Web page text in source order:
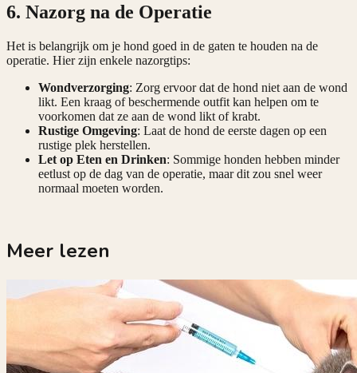
6. Nazorg na de Operatie
Het is belangrijk om je hond goed in de gaten te houden na de
operatie. Hier zijn enkele nazorgtips:
Wondverzorging: Zorg ervoor dat de hond niet aan de wond
likt. Een kraag of beschermende outfit kan helpen om te
voorkomen dat ze aan de wond likt of krabt.
Rustige Omgeving: Laat de hond de eerste dagen op een
rustige plek herstellen.
Let op Eten en Drinken: Sommige honden hebben minder
eetlust op de dag van de operatie, maar dit zou snel weer
normaal moeten worden.
Meer lezen